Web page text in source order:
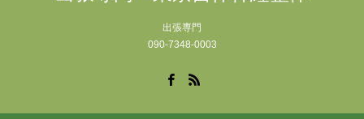
出張専門
090-7348-0003